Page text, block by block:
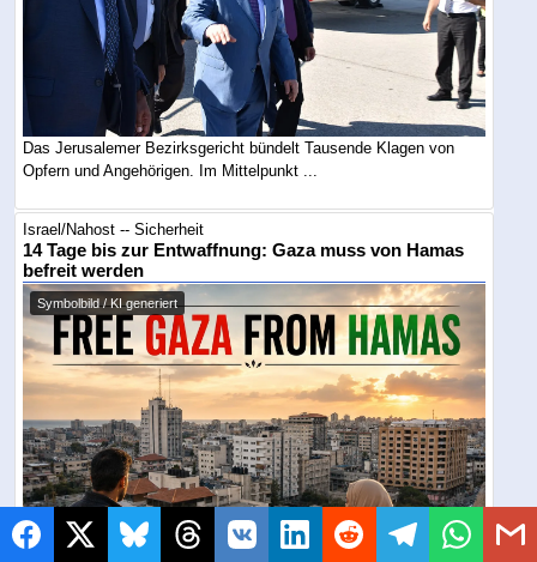
Das Jerusalemer Bezirksgericht bündelt Tausende Klagen von
Opfern und Angehörigen. Im Mittelpunkt ...
Israel/Nahost -- Sicherheit
14 Tage bis zur Entwaffnung: Gaza muss von Hamas
befreit werden
Symbolbild / KI generiert